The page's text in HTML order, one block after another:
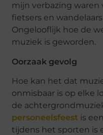
mijn verbazing waren
fietsers en
Ongelooflijk hoe de
muziek is geworden.
Oorzaak gevolg
Hoe kan het dat
onmisbaar is op elke
de
personeelsfeest is
tijdens het sporten is